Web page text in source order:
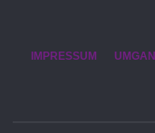
IMPRESSUM